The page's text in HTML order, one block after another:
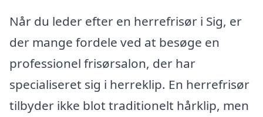
Når du leder efter en herrefrisør i Sig, er
der mange fordele ved at besøge en
professionel frisørsalon, der har
specialiseret sig i herreklip. En herrefrisør
tilbyder ikke blot traditionelt hårklip, men